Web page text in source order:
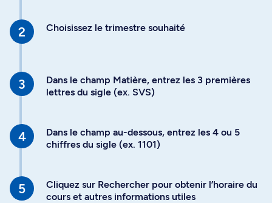
Choisissez le trimestre souhaité
Dans le champ Matière, entrez les 3 premières
lettres du sigle (ex. SVS)
Dans le champ au-dessous, entrez les 4 ou 5
chiffres du sigle (ex. 1101)
Cliquez sur Rechercher pour obtenir l’horaire du
cours et autres informations utiles